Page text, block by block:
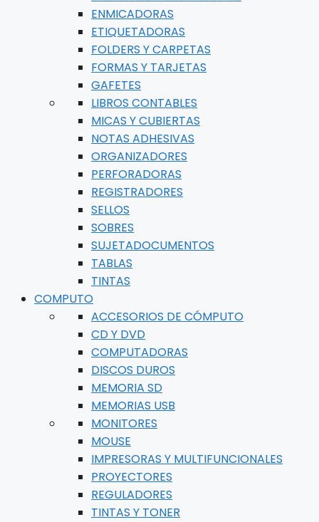
ENMICADORAS
ETIQUETADORAS
FOLDERS Y CARPETAS
FORMAS Y TARJETAS
GAFETES
LIBROS CONTABLES
MICAS Y CUBIERTAS
NOTAS ADHESIVAS
ORGANIZADORES
PERFORADORAS
REGISTRADORES
SELLOS
SOBRES
SUJETADOCUMENTOS
TABLAS
TINTAS
COMPUTO
ACCESORIOS DE CÓMPUTO
CD Y DVD
COMPUTADORAS
DISCOS DUROS
MEMORIA SD
MEMORIAS USB
MONITORES
MOUSE
IMPRESORAS Y MULTIFUNCIONALES
PROYECTORES
REGULADORES
TINTAS Y TONER